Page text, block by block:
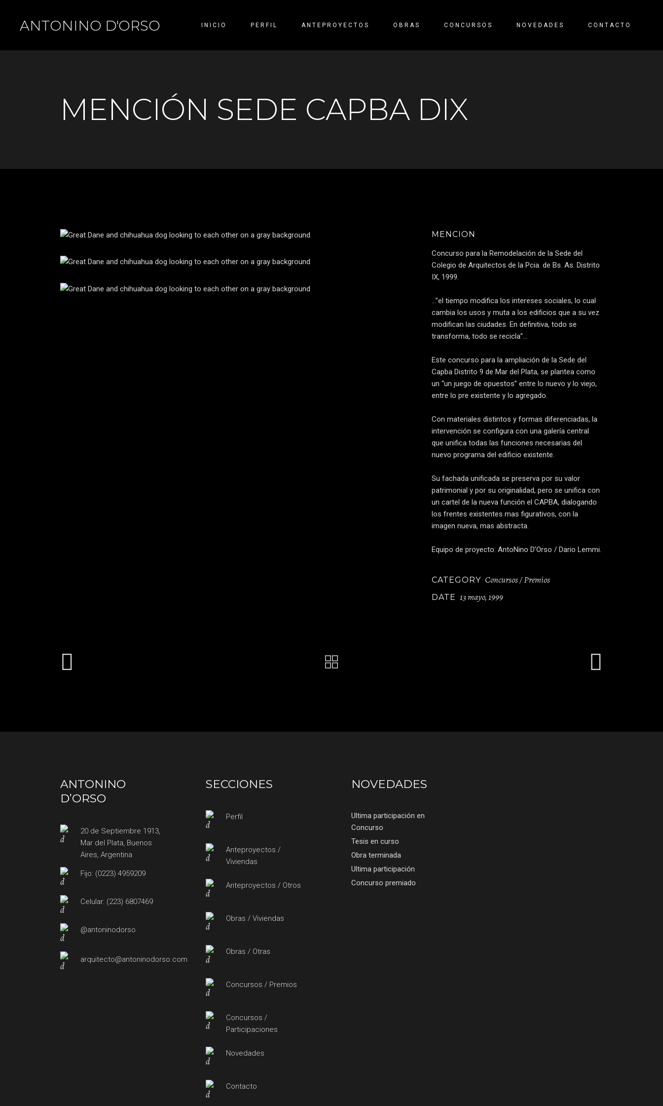
ANTONINO D'ORSO INICIO PERFIL ANTEPROYECTOS OBRAS CONCURSOS NOVEDADES CONTACTO
MENCIÓN SEDE CAPBA DIX
MENCION
Concurso para la Remodelación de la Sede del
Colegio de Arquitectos de la Pcia. de Bs. As. Distrito
IX, 1999.
…”el tiempo modifica los intereses sociales, lo cual
cambia los usos y muta a los edificios que a su vez
modifican las ciudades. En definitiva, todo se
transforma, todo se recicla”…
Este concurso para la ampliación de la Sede del
Capba Distrito 9 de Mar del Plata, se plantea como
un “un juego de opuestos” entre lo nuevo y lo viejo,
entre lo pre existente y lo agregado.
Con materiales distintos y formas diferenciadas, la
intervención se configura con una galería central
que unifica todas las funciones necesarias del
nuevo programa del edificio existente.
Su fachada unificada se preserva por su valor
patrimonial y por su originalidad, pero se unifica con
un cartel de la nueva función el CAPBA, dialogando
los frentes existentes mas figurativos, con la
imagen nueva, mas abstracta.
Equipo de proyecto: AntoNino D’Orso / Dario Lemmi.
CATEGORY Concursos / Premios
DATE 13 mayo, 1999
ANTONINO
D’ORSO
20 de Septiembre 1913,
Mar del Plata, Buenos
Aires, Argentina
Fijo: (0223) 4959209
Celular: (223) 6807469
@antoninodorso
arquitecto@antoninodorso.com
SECCIONES
Perfil
Anteproyectos /
Viviendas
Anteproyectos / Otros
Obras / Viviendas
Obras / Otras
Concursos / Premios
Concursos /
Participaciones
Novedades
Contacto
NOVEDADES
Ultima participación en
Concurso
Tesis en curso
Obra terminada
Ultima participación
Concurso premiado